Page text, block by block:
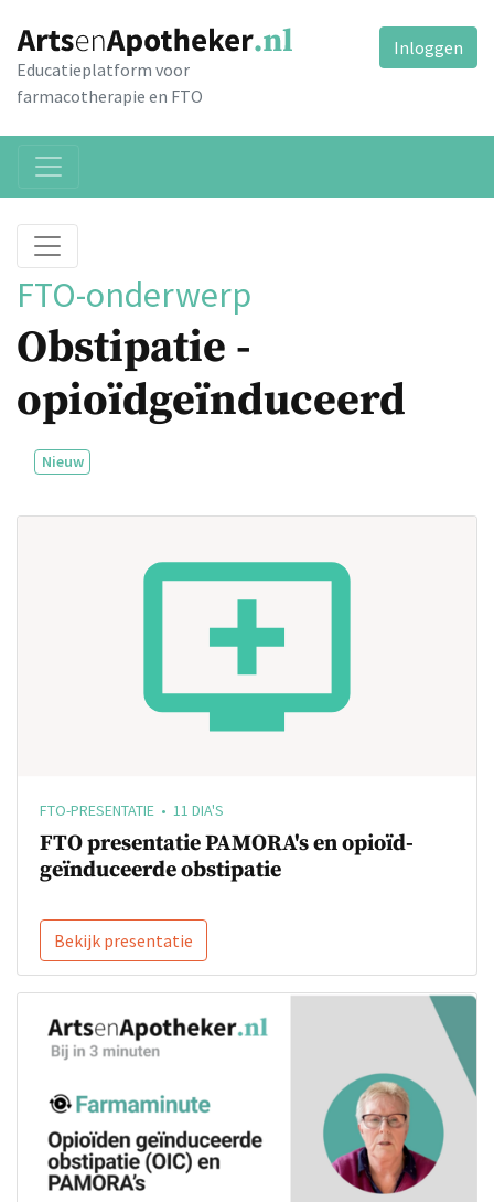
Educatieplatform voor
farmacotherapie en FTO
Inloggen
FTO-onderwerp
Obstipatie -
opioïdgeïnduceerd
Nieuw
FTO-PRESENTATIE • 11 DIA'S
FTO presentatie PAMORA's en opioïd-
geïnduceerde obstipatie
Bekijk presentatie